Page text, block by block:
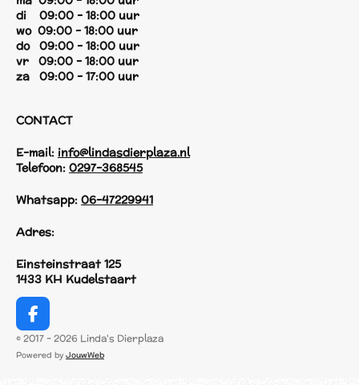
di 09:00 - 18:00 uur
wo 09:00 - 18:00 uur
do 09:00 - 18:00 uur
vr 09:00 - 18:00 uur
za 09:00 - 17:00 uur
CONTACT
E-mail: info@lindasdierplaza.nl
Telefoon: 0297-368545
Whatsapp: 06-47229941
Adres:
Einsteinstraat 125
1433 KH Kudelstaart
F
a
c
© 2017 - 2026 Linda's Dierplaza
Powered by JouwWeb